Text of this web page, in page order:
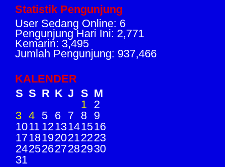
Statistik Pengunjung
User Sedang Online: 6
Pengunjung Hari Ini: 2,771
Kemarin: 3,495
Jumlah Pengunjung: 937,466
KALENDER
S S R K J S M
1 2
3 4 5 6 7 8 9
1011 1213141516
17181920212223
24252627282930
31